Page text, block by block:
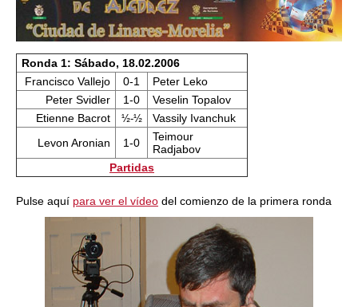
Ronda 1: Sábado, 18.02.2006
Francisco Vallejo
0-1
Peter Leko
Peter Svidler
1-0
Veselin Topalov
Etienne Bacrot
½-½
Vassily Ivanchuk
Levon Aronian
1-0
Teimour
Radjabov
Partidas
Pulse aquí para ver el vídeo del comienzo de la primera ronda